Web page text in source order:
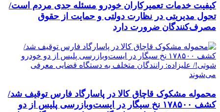
کیفیت خدمات تعمیرکاران خودرو مسئله جدی مردم است/
تحول مدیریتی در نظارت دولتی و حمایت از حقوق
مصرف‌کنندگان ضرورت دارد
محموله مشکوک قاچاق کالا در پاسارگاد فارس توقیف شد/
کشف ۱۷۸۵۰۰ نخ سیگار در ایست‌وبازرسی پلیس از دو